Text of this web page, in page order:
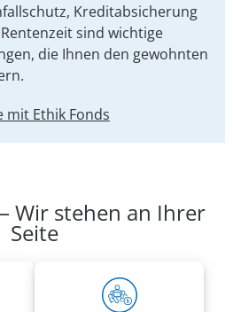
Kreditabsicherung
sind wichtige
die Ihnen den gewohnten
mit Ethik Fonds
Wir stehen an Ihrer
Seite